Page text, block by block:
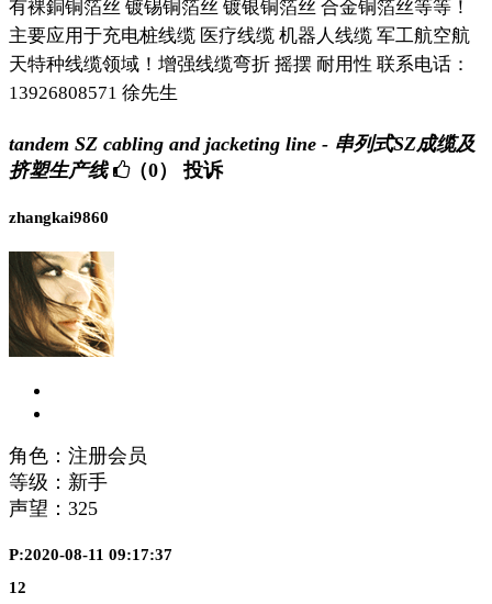
有裸銅铜箔丝 镀锡铜箔丝 镀银铜箔丝 合金铜箔丝等等！
主要应用于充电桩线缆 医疗线缆 机器人线缆 军工航空航
天特种线缆领域！增强线缆弯折 摇摆 耐用性 联系电话：
13926808571 徐先生
tandem SZ cabling and jacketing line - 串列式SZ成缆及
挤塑生产线
（0） 投诉
zhangkai9860
角色：注册会员
等级：新手
声望： 325
P:2020-08-11 09:17:37
12